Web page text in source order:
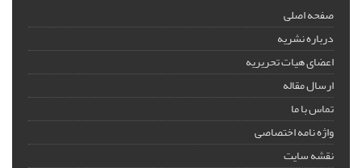
صفحه اصلی
درباره نشریه
اعضای هیات تحریریه
ارسال مقاله
تماس با ما
واژه نامه اختصاصی
نقشه سایت